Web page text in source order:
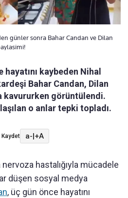
günler sonra Bahar Candan ve Dilan
kaybeden Nihal
Bahar Candan, Dilan
kavururken görüntülendi.
o anlar tepki topladı.
Kaydet a-|+A
hastalığıyla mücadele
düşen sosyal medya
, üç gün önce hayatını